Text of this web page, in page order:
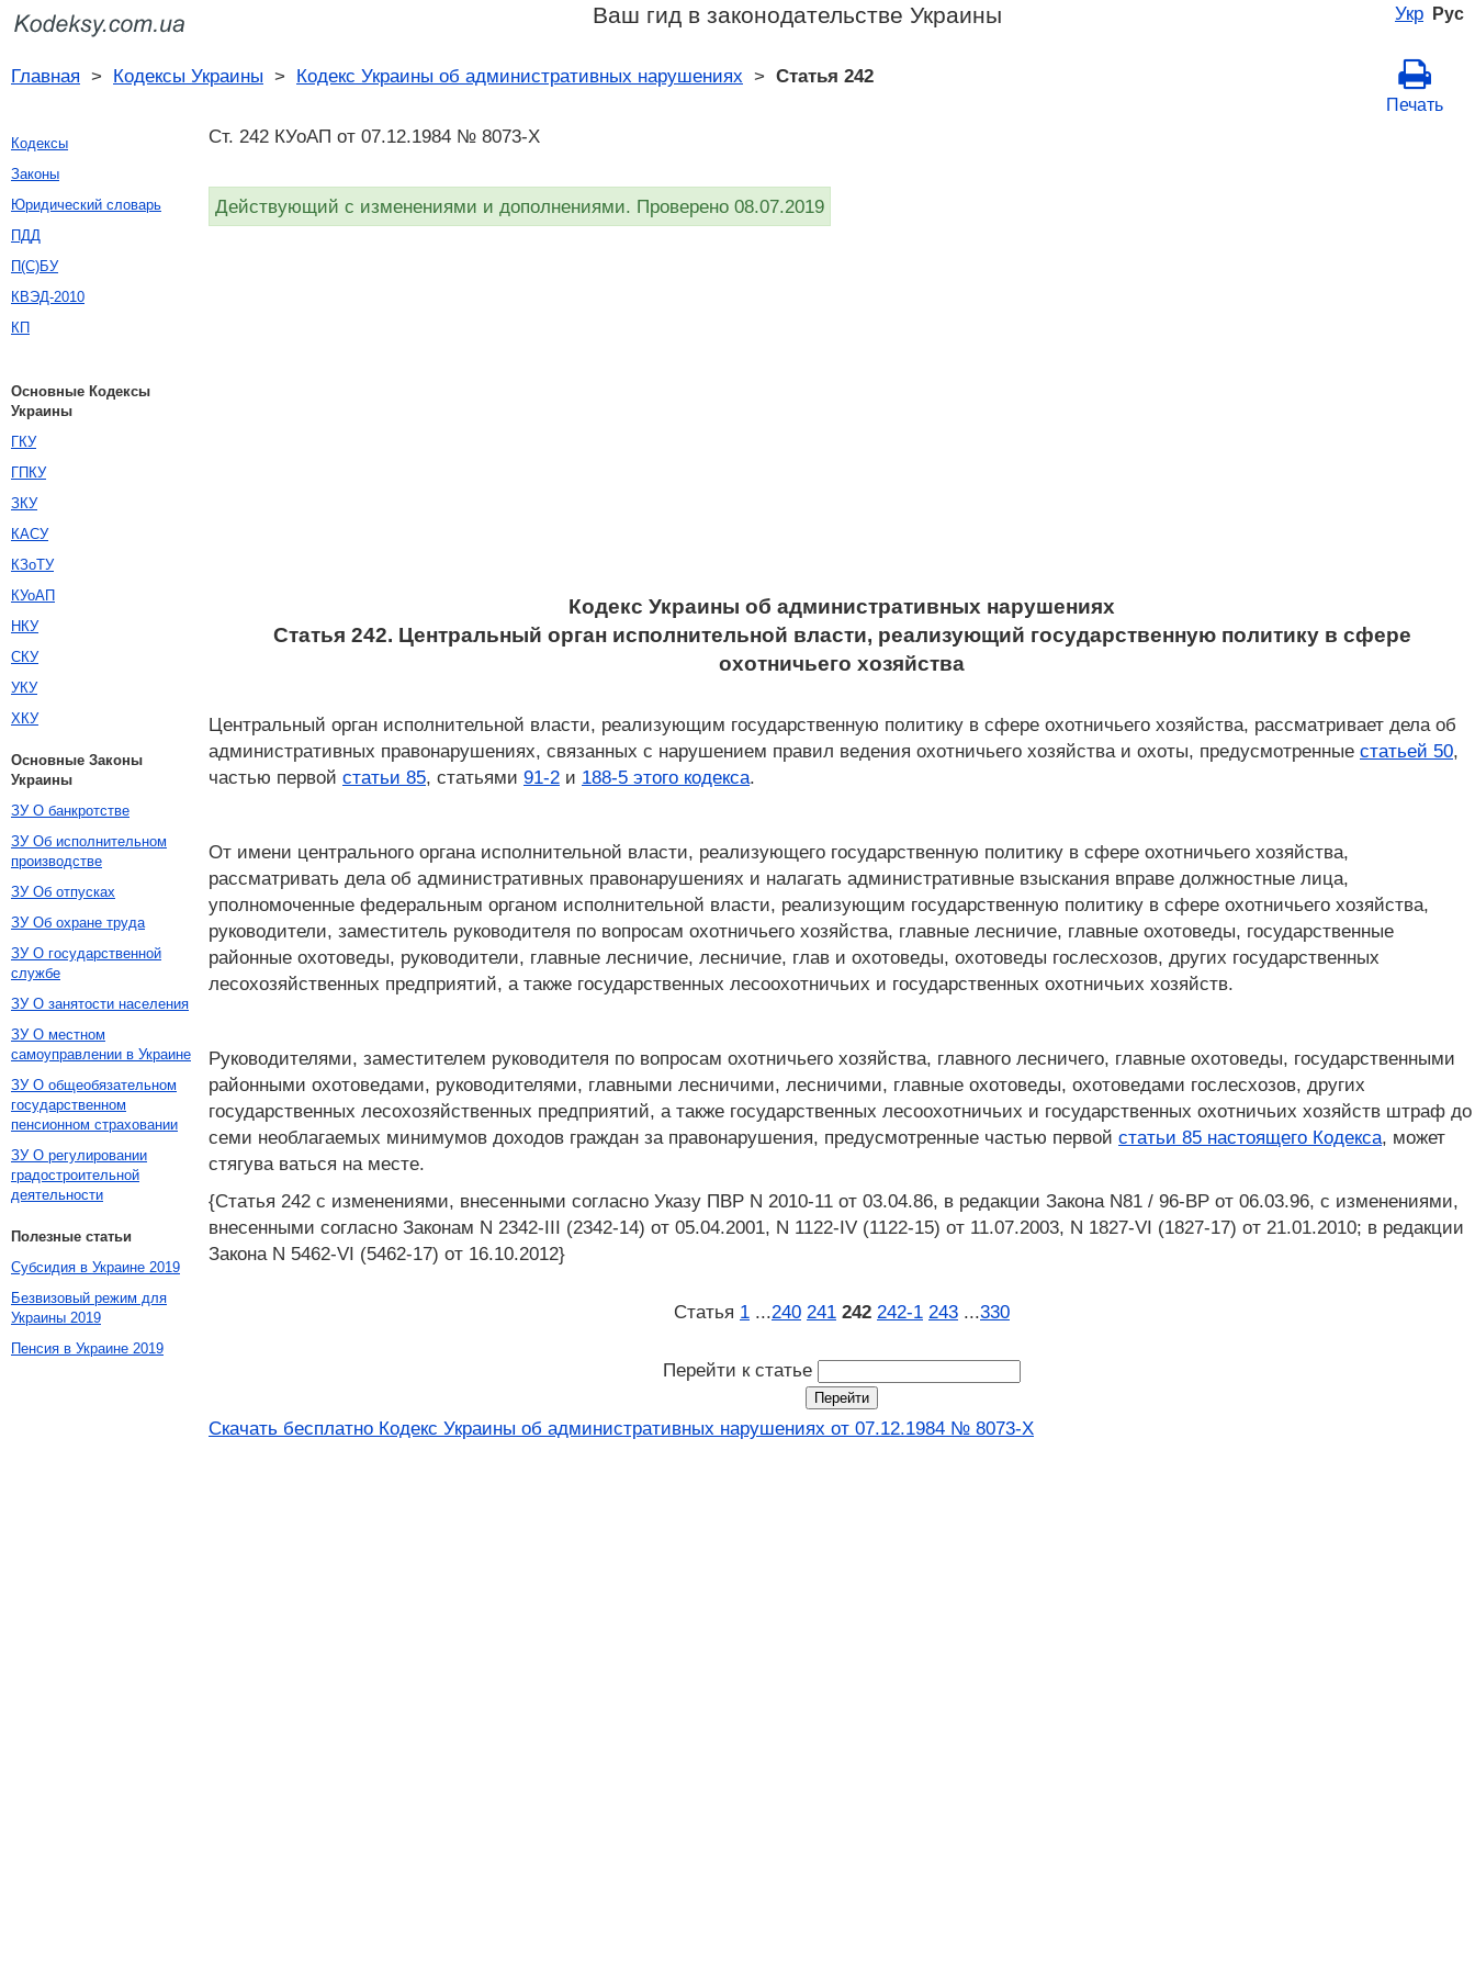
Укр Рус
Ваш гид в законодательстве Украины
Главная > Кодексы Украины > Кодекс Украины об административных нарушениях > Статья 242
Печать
Ст. 242 КУоАП от 07.12.1984 № 8073-X
Действующий с изменениями и дополнениями. Проверено 08.07.2019
Кодекс Украины об административных нарушениях
Статья 242. Центральный орган исполнительной власти, реализующий государственную политику в сфере
охотничьего хозяйства
Центральный орган исполнительной власти, реализующим государственную политику в сфере охотничьего хозяйства, рассматривает дела об
административных правонарушениях, связанных с нарушением правил ведения охотничьего хозяйства и охоты, предусмотренные статьей 50,
частью первой статьи 85, статьями 91-2 и 188-5 этого кодекса.
От имени центрального органа исполнительной власти, реализующего государственную политику в сфере охотничьего хозяйства,
рассматривать дела об административных правонарушениях и налагать административные взыскания вправе должностные лица,
уполномоченные федеральным органом исполнительной власти, реализующим государственную политику в сфере охотничьего хозяйства,
руководители, заместитель руководителя по вопросам охотничьего хозяйства, главные лесничие, главные охотоведы, государственные
районные охотоведы, руководители, главные лесничие, лесничие, глав и охотоведы, охотоведы гослесхозов, других государственных
лесохозяйственных предприятий, а также государственных лесоохотничьих и государственных охотничьих хозяйств.
Руководителями, заместителем руководителя по вопросам охотничьего хозяйства, главного лесничего, главные охотоведы, государственными
районными охотоведами, руководителями, главными лесничими, лесничими, главные охотоведы, охотоведами гослесхозов, других
государственных лесохозяйственных предприятий, а также государственных лесоохотничьих и государственных охотничьих хозяйств штраф до
семи необлагаемых минимумов доходов граждан за правонарушения, предусмотренные частью первой статьи 85 настоящего Кодекса, может
стягува ваться на месте.
{Статья 242 с изменениями, внесенными согласно Указу ПВР N 2010-11 от 03.04.86, в редакции Закона N81 / 96-ВР от 06.03.96, с изменениями,
внесенными согласно Законам N 2342-III (2342-14) от 05.04.2001, N 1122-IV (1122-15) от 11.07.2003, N 1827-VI (1827-17) от 21.01.2010; в редакции
Закона N 5462-VI (5462-17) от 16.10.2012}
Статья 1 ...240 241 242 242‑1 243 ...330
Перейти к статье
Скачать бесплатно Кодекс Украины об административных нарушениях от 07.12.1984 № 8073-X
Кодексы
Законы
Юридический словарь
ПДД
П(С)БУ
КВЭД-2010
КП
Основные Кодексы
Украины
ГКУ
ГПКУ
ЗКУ
КАСУ
КЗоТУ
КУоАП
НКУ
СКУ
УКУ
ХКУ
Основные Законы
Украины
ЗУ О банкротстве
ЗУ Об исполнительном
производстве
ЗУ Об отпусках
ЗУ Об охране труда
ЗУ О государственной
службе
ЗУ О занятости населения
ЗУ О местном
самоуправлении в Украине
ЗУ О общеобязательном
государственном
пенсионном страховании
ЗУ О регулировании
градостроительной
деятельности
Полезные статьи
Субсидия в Украине 2019
Безвизовый режим для
Украины 2019
Пенсия в Украине 2019